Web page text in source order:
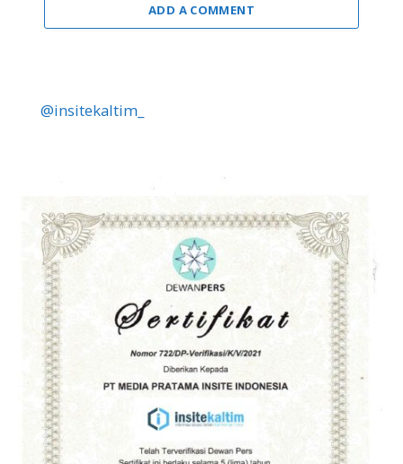
ADD A COMMENT
@insitekaltim_